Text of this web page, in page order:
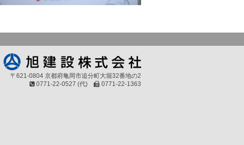
〒621-0804 京都府亀岡市追分町大堀32番地の2
0771-22-0527 (代)
0771-22-1363